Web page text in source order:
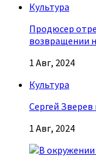
Культура
Продюсер
возвращении
1 Авг, 2024
Культура
Сергей Зверев
1 Авг, 2024